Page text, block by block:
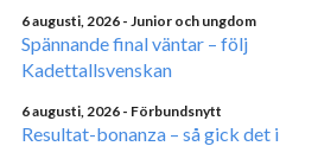
6 augusti, 2026 - Junior och ungdom
Spännande final väntar – följ
Kadettallsvenskan
6 augusti, 2026 - Förbundsnytt
Resultat-bonanza – så gick det i